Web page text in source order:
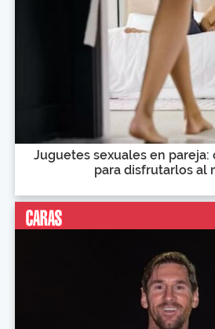
Juguetes sexuales en pareja:
para disfrutarlos al